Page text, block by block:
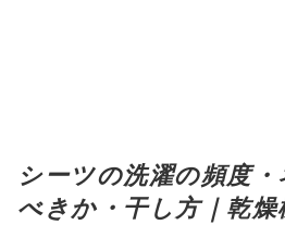
シーツの洗濯の頻度
べきか・干し方｜乾燥